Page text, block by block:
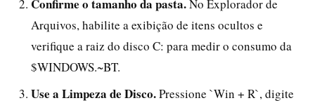
Confirme o tamanho da pasta.No Explorador de
Arquivos, habilite a exibição de itens ocultos e
verifique a raiz do disco C: para medir o consumo da
$WINDOWS.~BT.
Use a Limpeza de Disco.Pressione `Win + R`, digite